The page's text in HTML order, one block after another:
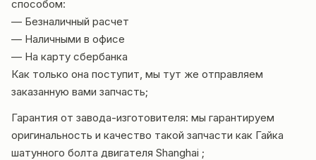
способом:
— Безналичный расчет
— Наличными в офисе
— На карту сбербанка
Как только она поступит, мы тут же отправляем
заказанную вами запчасть;
Гарантия от завода-изготовителя: мы гарантируем
оригинальность и качество такой запчасти как Гайка
шатунного болта двигателя Shanghai ;